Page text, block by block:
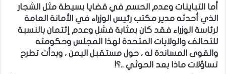
أما التباينات وعدم الحسم في قضايا بسيطة مثل الشجار
الذي أحدثه مدير مكتب رئيس الوزراء في الأمانة العامة
لرئاسة الوزراء فقد كان بمثابة فشل وعدم إئتمان بالنسبة
للتحالف والولايات المتحدة لهذا المجلس وحكومته
والقوى المساندة له ، حول مستقبل اليمن ، وبدأت تطرح
تساؤلات ماذا بعد الحوثي ..؟!